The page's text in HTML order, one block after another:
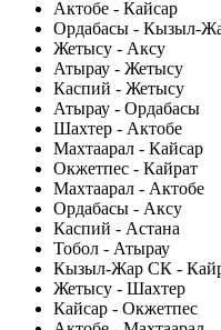
Актобе - Кайсар
Ордабасы - Кызыл-
Жетысу - Аксу
Атырау - Жетысу
Каспий - Жетысу
Атырау - Ордабасы
Шахтер - Актобе
Махтаарал - Кайсар
Окжетпес - Кайрат
Махтаарал - Актобе
Ордабасы - Аксу
Каспий - Астана
Тобол - Атырау
Кызыл-Жар СК -
Жетысу - Шахтер
Кайсар - Окжетпес